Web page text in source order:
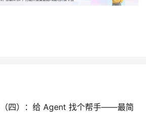
四）：给 Agent 找个帮手——最简